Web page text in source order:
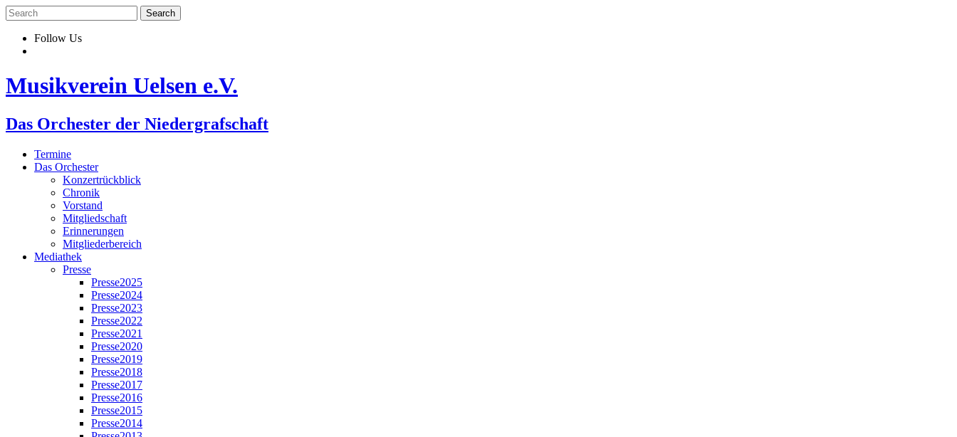
Skip
to
contentFollow Us
Musikverein Uelsen e.V.
Das Orchester der Niedergrafschaft
Termine
Das Orchester
Konzertrückblick
Chronik
Vorstand
Mitgliedschaft
Erinnerungen
Mitgliederbereich
Mediathek
Presse
Presse2025
Presse2024
Presse2023
Presse2022
Presse2021
Presse2020
Presse2019
Presse2018
Presse2017
Presse2016
Presse2015
Presse2014